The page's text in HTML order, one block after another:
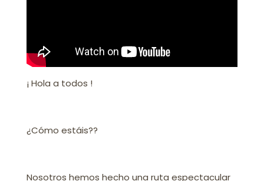
¡ Hola a todos !
¿Cómo estáis??
Nosotros hemos hecho una ruta espectacular